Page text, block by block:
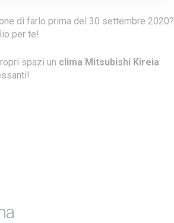
di farlo prima del 30 settembre 2020?
per te!
spazi un clima Mitsubishi Kireia